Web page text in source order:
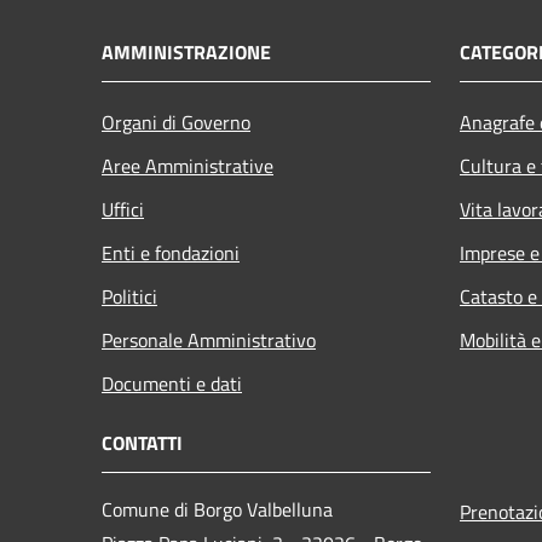
AMMINISTRAZIONE
Organi di Governo
Aree Amministrative
Uffici
Enti e fondazioni
Politici
Personale Amministrativo
Documenti e dati
Cultura
Vita
Imprese
Catasto
Mobilità
CONTATTI
Comune di Borgo Valbelluna